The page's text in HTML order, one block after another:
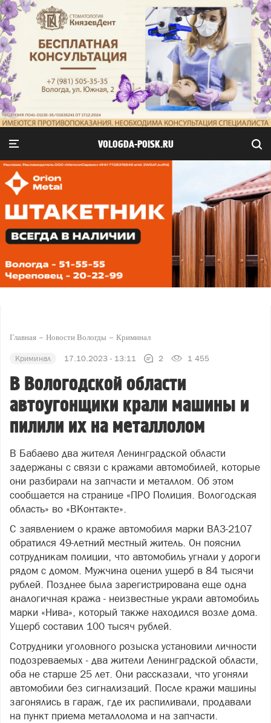
VOLOGDA-POISK.RU
Главная Новости Вологды Криминал
Криминал 17.10.2023 - 13:11 2 1 455
В Вологодской области
автоугонщики крали машины и
пилили их на металлолом
В Бабаево два жителя Ленинградской области
задержаны с связи с кражами автомобилей, которые
они разбирали на запчасти и металлом. Об этом
сообщается на странице «ПРО Полиция. Вологодская
область» во «ВКонтакте».
С заявлением о краже автомобиля марки ВАЗ-2107
обратился 49-летний местный житель. Он пояснил
сотрудникам полиции, что автомобиль угнали у дороги
рядом с домом. Мужчина оценил ущерб в 84 тысячи
рублей. Позднее была зарегистрирована еще одна
аналогичная кража - неизвестные украли автомобиль
марки «Нива», который также находился возле дома.
Ущерб составил 100 тысяч рублей.
Сотрудники уголовного розыска установили личности
подозреваемых - два жители Ленинградской области,
оба не старше 25 лет. Они рассказали, что угоняли
автомобили без сигнализаций. После кражи машины
загонялись в гараж, где их распиливали, продавали
на пункт приема металлолома и на запчасти.